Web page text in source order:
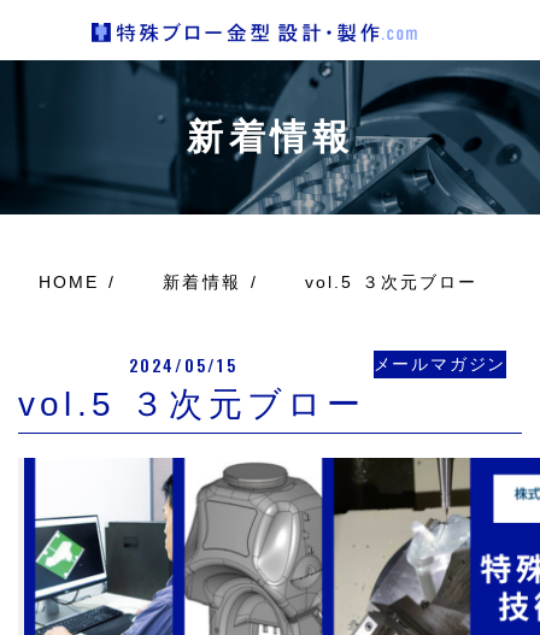
新着情報
HOME 新着情報 vol.5 ３次元ブロー
2024/05/15 メールマガジン
vol.5 ３次元ブロー